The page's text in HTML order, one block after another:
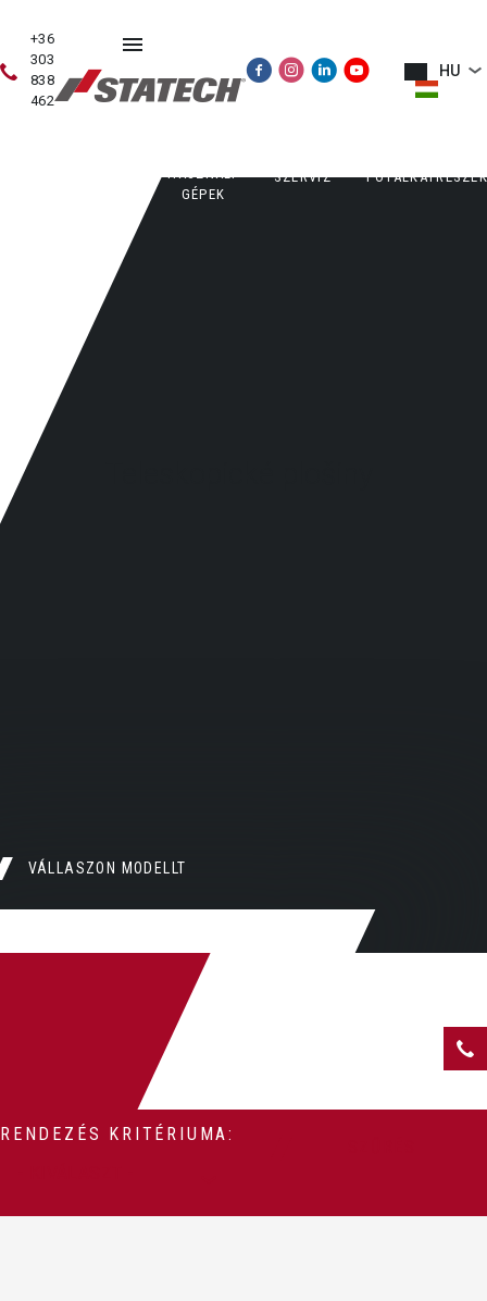
+36
303
838
462
HU
HASZNÁLT
GÉPEK
SZERVIZ
VÁLLASZON MODELLT
RENDEZÉS KRITÉRIUMA: